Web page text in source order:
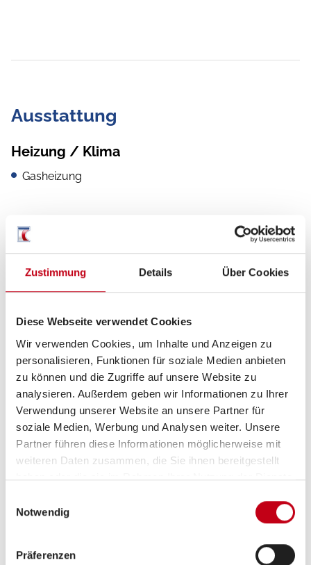
Zustimmung Details Über Cookies
Diese Webseite verwendet Cookies
Wir verwenden Cookies, um Inhalte und Anzeigen zu
personalisieren, Funktionen für soziale Medien anbieten
zu können und die Zugriffe auf unsere Website zu
analysieren. Außerdem geben wir Informationen zu Ihrer
Verwendung unserer Website an unsere Partner für
soziale Medien, Werbung und Analysen weiter. Unsere
Partner führen diese Informationen möglicherweise mit
weiteren Daten zusammen, die Sie ihnen bereitgestellt
haben oder die sie im Rahmen Ihrer Nutzung der Dienste
Notwendig
Präferenzen
Ausstattung
Heizung / Klima
Gasheizung
Grundrissbeschreibung
Einzelbett, Doppelbett längs ab 2 Schlafplätze
Schlafplätze 2
Anzahl der Sitze mit
4